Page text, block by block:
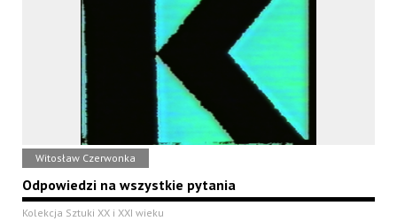
Witosław Czerwonka
Odpowiedzi na wszystkie pytania
Kolekcja Sztuki XX i XXI wieku